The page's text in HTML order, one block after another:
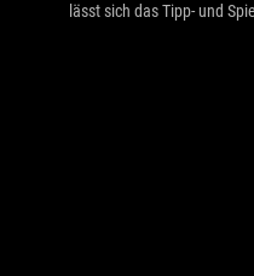
lässt sich das Tipp- und